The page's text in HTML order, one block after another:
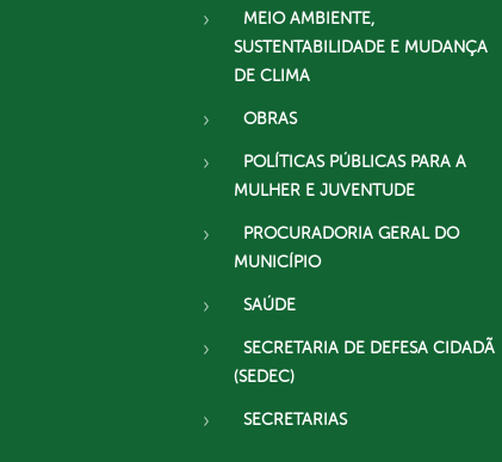
MEIO AMBIENTE,
SUSTENTABILIDADE E MUDANÇA
DE CLIMA
OBRAS
POLÍTICAS PÚBLICAS PARA A
MULHER E JUVENTUDE
PROCURADORIA GERAL DO
MUNICÍPIO
SAÚDE
SECRETARIA DE DEFESA CIDADÃ
(SEDEC)
SECRETARIAS